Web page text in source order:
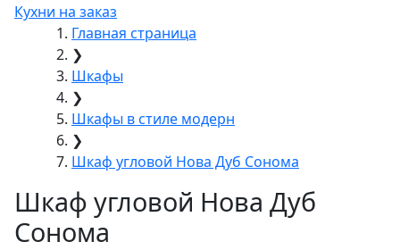
Кухни на заказ
Главная страница
❯
Шкафы
❯
Шкафы в стиле модерн
❯
Шкаф угловой Нова Дуб Сонома
Шкаф угловой Нова Дуб
Сонома